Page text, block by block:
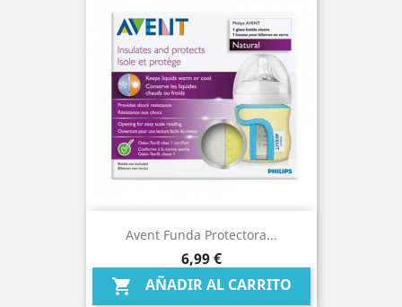
Avent Funda Protectora...
Precio
6,99 €
 AÑADIR AL CARRITO